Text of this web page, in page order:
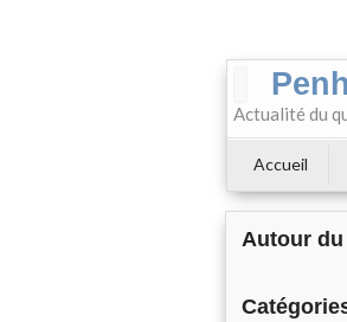
Actualité du
Accueil
Autour